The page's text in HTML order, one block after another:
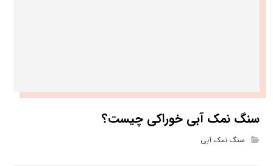
سنگ نمک آبی خوراکی چیست؟
سنگ نمک آبی